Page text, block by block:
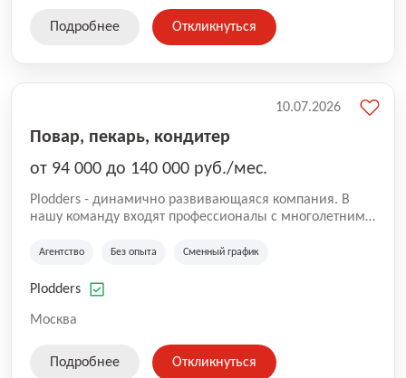
Подробнее Откликнуться
Повар, пекарь, кондитер
от 94 000 до 140 000 руб./мес.
Plodders - динамично развивающаяся компания. В
нашу команду входят профессионалы с многолетним
на рынке аутсорсинга, а накопленный опыт позволяют
оказываемых услуг.
Агентство Без опыта Сменный график
Plodders
Москва
10.07.2026
Подробнее Откликнуться